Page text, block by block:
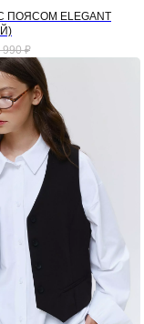
ПОЯСОМ ELEGANT
990 ₽